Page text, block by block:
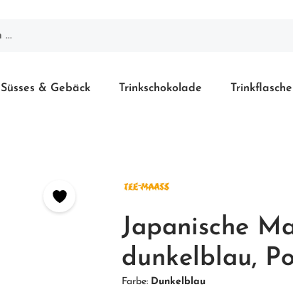
Süsses & Gebäck Trinkschokolade
Japanische
dunkelblau,
Farbe: Dunkelblau